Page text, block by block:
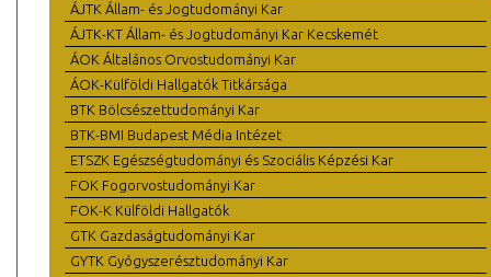
ÁJTK Állam- és Jogtudományi Kar
ÁJTK-KT Állam- és Jogtudományi Kar Kecskemét
ÁOK Általános Orvostudományi Kar
ÁOK-Külföldi Hallgatók Titkársága
BTK Bölcsészettudományi Kar
BTK-BMI Budapest Média Intézet
ETSZK Egészségtudományi és Szociális Képzési Kar
FOK Fogorvostudományi Kar
FOK-K Külföldi Hallgatók
GTK Gazdaságtudományi Kar
GYTK Gyógyszerésztudományi Kar